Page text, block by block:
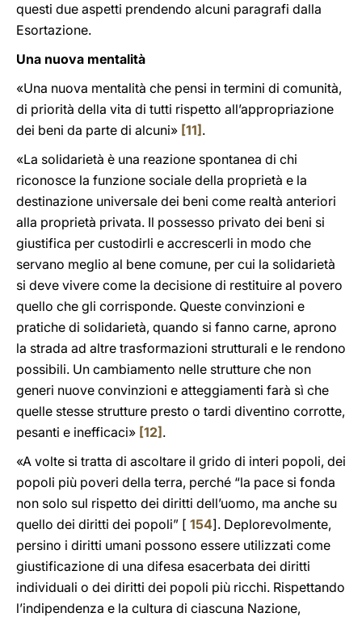
questi due aspetti prendendo alcuni paragrafi dalla
Esortazione.
Una nuova mentalità
«Una nuova mentalità che pensi in termini di comunità,
di priorità della vita di tutti rispetto all’appropriazione
dei beni da parte di alcuni» [11] .
«La solidarietà è una reazione spontanea di chi
riconosce la funzione sociale della proprietà e la
destinazione universale dei beni come realtà anteriori
alla proprietà privata. Il possesso privato dei beni si
giustifica per custodirli e accrescerli in modo che
servano meglio al bene comune, per cui la solidarietà
si deve vivere come la decisione di restituire al povero
quello che gli corrisponde. Queste convinzioni e
pratiche di solidarietà, quando si fanno carne, aprono
la strada ad altre trasformazioni strutturali e le rendono
possibili. Un cambiamento nelle strutture che non
generi nuove convinzioni e atteggiamenti farà sì che
quelle stesse strutture presto o tardi diventino corrotte,
pesanti e inefficaci» [12] .
«A volte si tratta di ascoltare il grido di interi popoli, dei
popoli più poveri della terra, perché “la pace si fonda
non solo sul rispetto dei diritti dell’uomo, ma anche su
quello dei diritti dei popoli” [ 154]. Deplorevolmente,
persino i diritti umani possono essere utilizzati come
giustificazione di una difesa esacerbata dei diritti
individuali o dei diritti dei popoli più ricchi. Rispettando
l’indipendenza e la cultura di ciascuna Nazione,